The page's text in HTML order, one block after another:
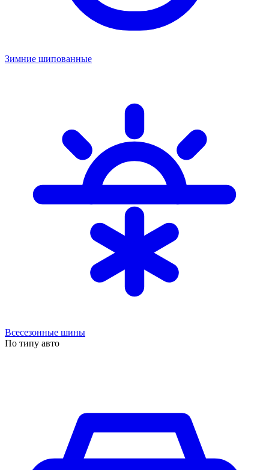
Зимние шипованные
Всесезонные шины
По типу авто